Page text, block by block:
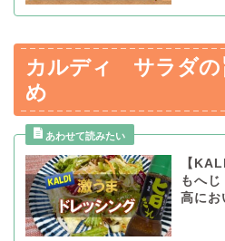
カルディ サラダの
め
【
もへ
高にお